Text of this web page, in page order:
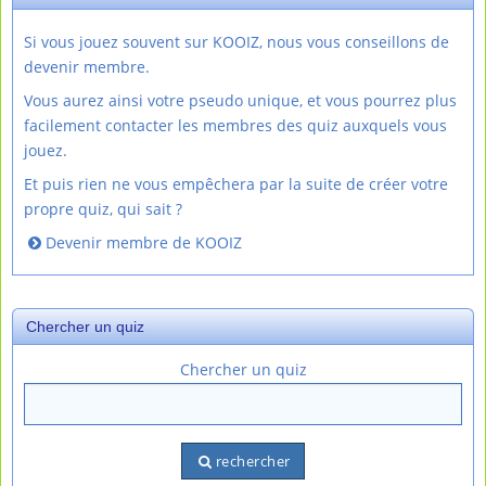
Si vous jouez souvent sur KOOIZ, nous vous conseillons de
devenir membre.
Vous aurez ainsi votre pseudo unique, et vous pourrez plus
facilement contacter les membres des quiz auxquels vous
jouez.
Et puis rien ne vous empêchera par la suite de créer votre
propre quiz, qui sait ?
Devenir membre de KOOIZ
Chercher un quiz
Chercher un quiz
rechercher